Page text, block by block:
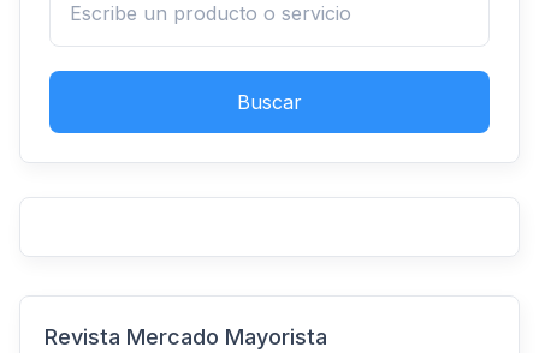
Buscar
Revista Mercado Mayorista